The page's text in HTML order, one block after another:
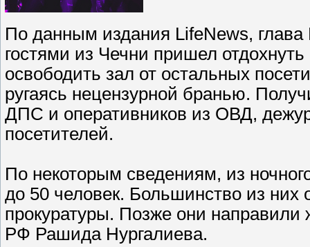
По данным издания LifeNews,
гостями из Чечни пришел
освободить зал от остальных
ругаясь нецензурной бранью.
ДПС и оперативников из ОВД,
посетителей.
По некоторым сведениям, из
до 50 человек. Большинство из них
прокуратуры. Позже они
РФ Рашида Нургалиева.